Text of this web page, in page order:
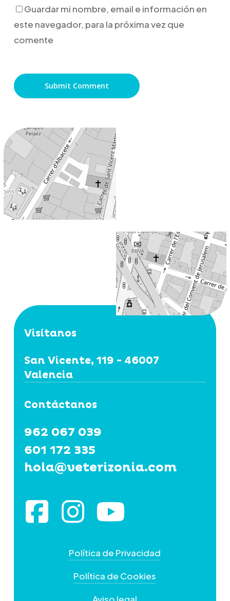
Guardar mi nombre, email e información en
este navegador, para la próxima vez que
comente
Visítanos
San Vicente, 119 - 46007
Valencia
Contáctanos
962 067 039
601 172 335
hola@veterizonia.com
Política de Privacidad
Política de Cookies
Aviso legal